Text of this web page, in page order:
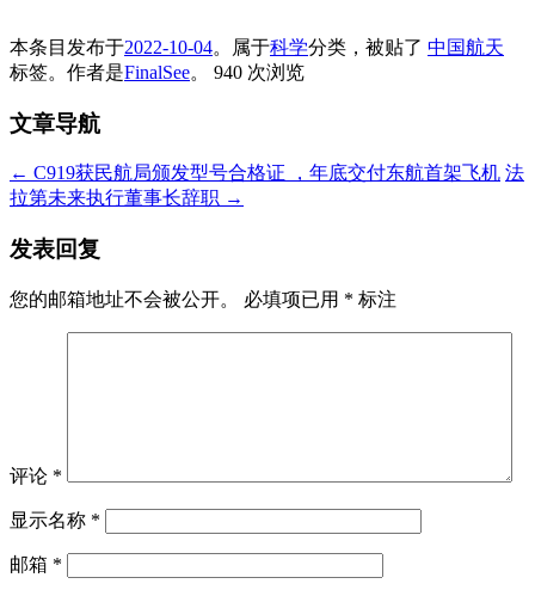
本条目发布于2022-10-04。属于科学分类，被贴了 中国航天
标签。 作者是FinalSee。 940 次浏览
文章导航
← C919获民航局颁发型号合格证 ，年底交付东航首架飞机 法
拉第未来执行董事长辞职 →
发表回复
您的邮箱地址不会被公开。 必填项已用 * 标注
评论 *
显示名称 *
邮箱 *